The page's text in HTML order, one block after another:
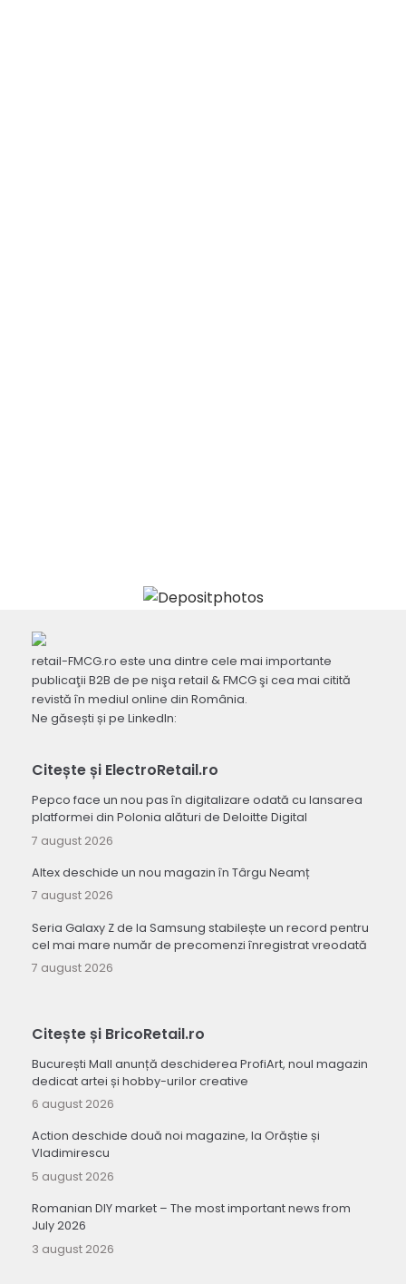
retail-FMCG.ro este una dintre cele mai importante
publicaţii B2B de pe nişa retail & FMCG şi cea mai citită
revistă în mediul online din România.
Ne găsești și pe LinkedIn:
Citește și ElectroRetail.ro
Pepco face un nou pas în digitalizare odată cu lansarea
platformei din Polonia alături de Deloitte Digital
7 august 2026
Altex deschide un nou magazin în Târgu Neamț
7 august 2026
Seria Galaxy Z de la Samsung stabilește un record pentru
cel mai mare număr de precomenzi înregistrat vreodată
7 august 2026
Citește și BricoRetail.ro
București Mall anunță deschiderea ProfiArt, noul magazin
dedicat artei și hobby-urilor creative
6 august 2026
Action deschide două noi magazine, la Orăștie și
Vladimirescu
5 august 2026
Romanian DIY market – The most important news from
July 2026
3 august 2026